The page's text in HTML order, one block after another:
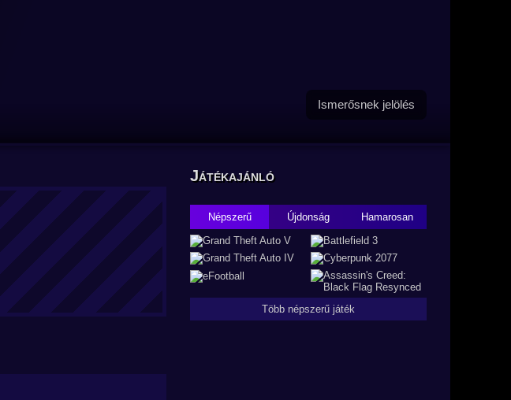
Ismerősnek jelölés
Játékajánló
Népszerű Újdonság Hamarosan
Több népszerű játék